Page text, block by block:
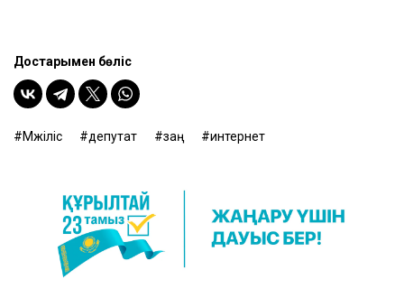
Достарыңмен бөліс
Мәжіліс депутат заң интернет